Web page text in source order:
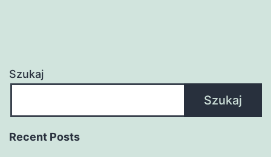
Szukaj
Szukaj
Recent Posts